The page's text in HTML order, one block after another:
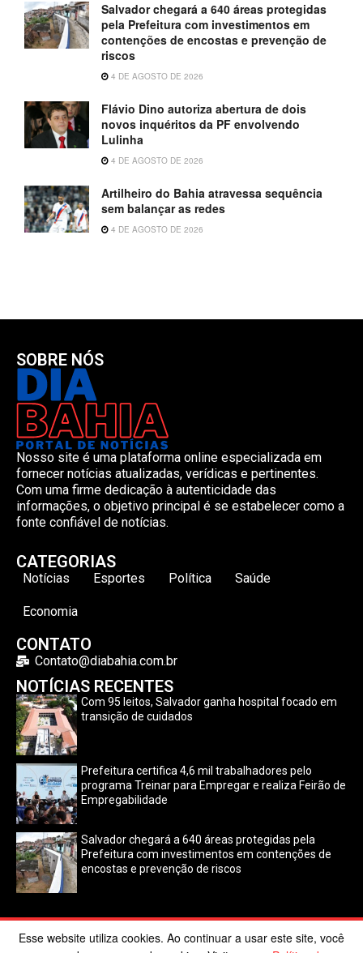
Salvador chegará a 640 áreas protegidas
pela Prefeitura com investimentos em
contenções de encostas e prevenção de
riscos
4 DE AGOSTO DE 2026
Flávio Dino autoriza abertura de dois
novos inquéritos da PF envolvendo
Lulinha
4 DE AGOSTO DE 2026
Artilheiro do Bahia atravessa sequência
sem balançar as redes
4 DE AGOSTO DE 2026
SOBRE NÓS
Nosso site é uma plataforma online especializada em
fornecer notícias atualizadas, verídicas e pertinentes.
Com uma firme dedicação à autenticidade das
informações, o objetivo principal é se estabelecer como a
fonte confiável de notícias.
CATEGORIAS
Notícias Esportes Política Saúde
Economia
CONTATO
Contato@diabahia.com.br
NOTÍCIAS RECENTES
Com 95 leitos, Salvador ganha hospital focado em
transição de cuidados
Prefeitura certifica 4,6 mil trabalhadores pelo
programa Treinar para Empregar e realiza Feirão de
Empregabilidade
Salvador chegará a 640 áreas protegidas pela
Prefeitura com investimentos em contenções de
encostas e prevenção de riscos
©2024 Dia Bahia. Todos os direitos reservados | Desenvolvido
Esse website utiliza cookies. Ao continuar a usar este site, você